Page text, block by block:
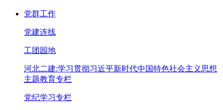
党群工作
党建连线
工团园地
河北二建:学习贯彻习近平新时代中国特色社会主义思想
主题教育专栏
党纪学习专栏